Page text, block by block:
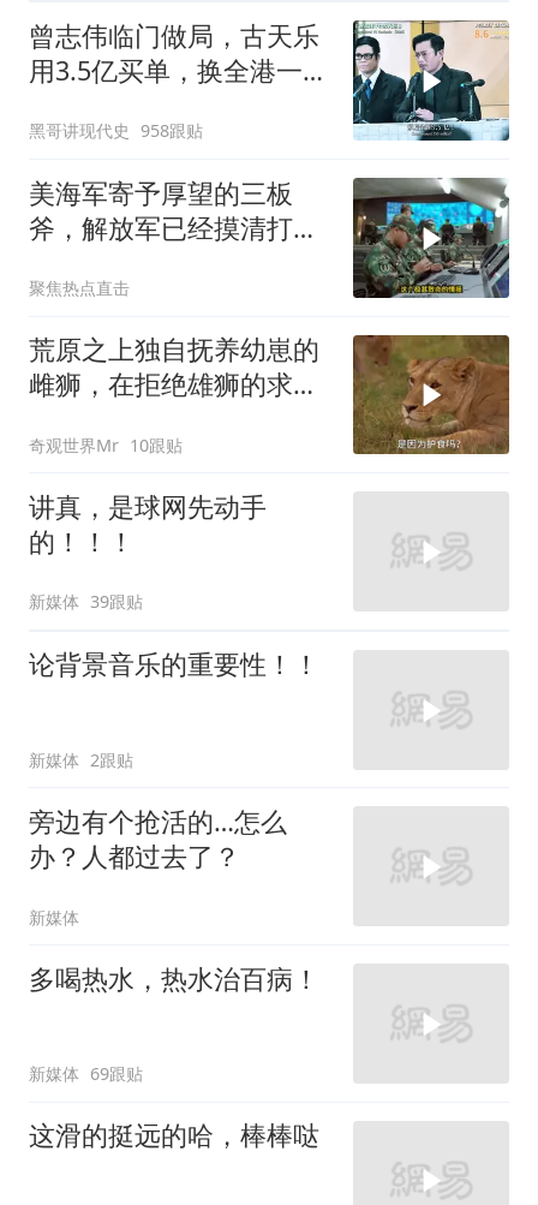
曾志伟临门做局，古天乐
用3.5亿买单，换全港一声
黑哥讲现代史 958跟贴
美海军寄予厚望的三板
斧，解放军已经摸清打
聚焦热点直击
荒原之上独自抚养幼崽的
雌狮，在拒绝雄狮的求偶
奇观世界Mr 10跟贴
讲真，是球网先动手
的！！！
新媒体 39跟贴
论背景音乐的重要性！！
新媒体 2跟贴
旁边有个抢活的…怎么
办？人都过去了？
新媒体
多喝热水，热水治百病！
新媒体 69跟贴
这滑的挺远的哈，棒棒哒